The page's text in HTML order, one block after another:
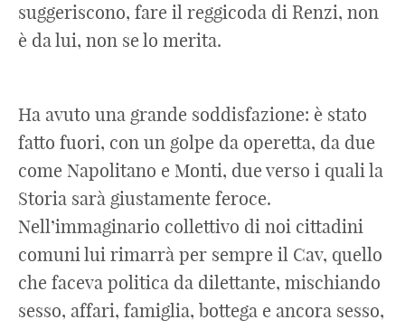
suggeriscono, fare il reggicoda di Renzi, non
è da lui, non se lo merita.
Ha avuto una grande soddisfazione: è stato
fatto fuori, con un golpe da operetta, da due
come Napolitano e Monti, due verso i quali la
Storia sarà giustamente feroce.
Nell’immaginario collettivo di noi cittadini
comuni lui rimarrà per sempre il Cav, quello
che faceva politica da dilettante, mischiando
sesso, affari, famiglia, bottega e ancora sesso,